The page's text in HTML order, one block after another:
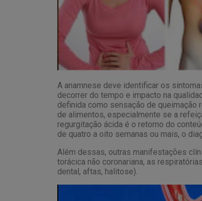
A anamnese deve identificar os
decorrer do tempo e impacto na
definida como sensação de queimação
de alimentos, especialmente se a
regurgitação ácida é o retorno do
de quatro a oito semanas ou mais, o
Além dessas, outras manifestações
torácica não coronariana, as
dental, aftas, halitose).